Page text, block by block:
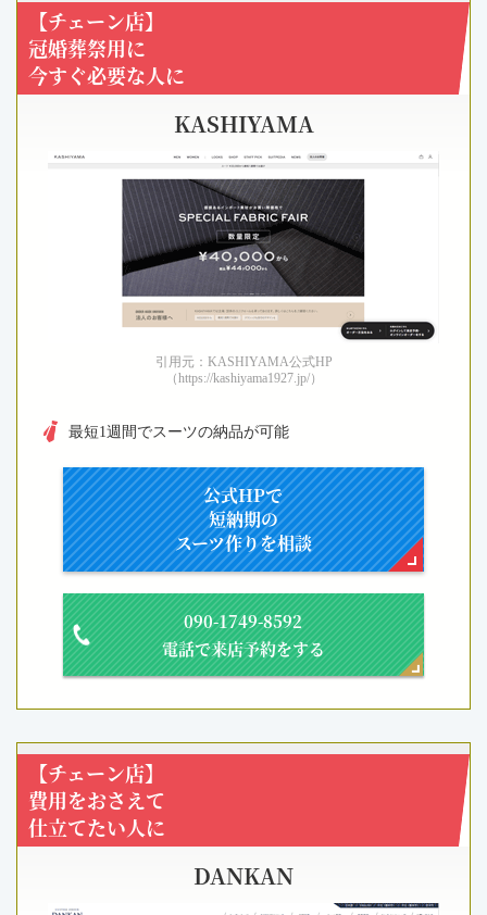
【チェーン店】
冠婚葬祭用に
今すぐ必要な人に
KASHIYAMA
引用元：KASHIYAMA公式HP
（https://kashiyama1927.jp/）
最短1週間でスーツの納品が可能
公式HPで
短納期の
スーツ作りを相談
090-1749-8592
電話で来店予約をする
【チェーン店】
費用をおさえて
仕立てたい人に
DANKAN